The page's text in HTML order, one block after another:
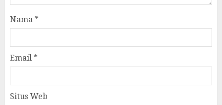
Nama *
Email *
Situs Web